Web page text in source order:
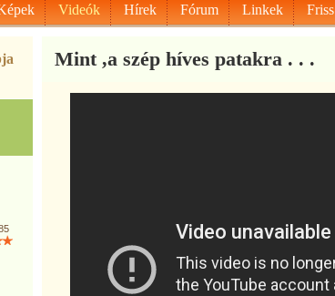
Videók Hírek Fórum Linkek Friss
Mint ,a szép híves patakra . . .